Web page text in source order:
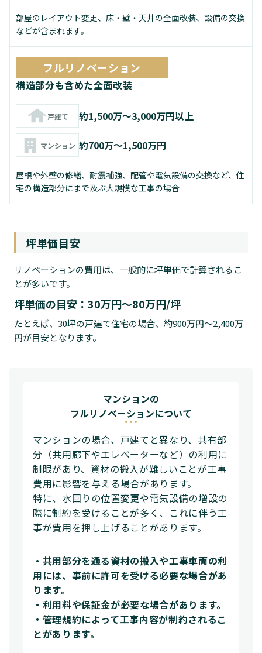
部屋のレイアウト変更、床・壁・天井の全面改装、設備の交換
などが含まれます。
フルリノベーション
構造部分も含めた全面改装
戸建て 約1,500万～3,000万円以上
マンション 約700万～1,500万円
屋根や外壁の修繕、耐震補強、配管や電気設備の交換など、住
宅の構造部分にまで及ぶ大規模な工事の場合
坪単価目安
リノベーションの費用は、一般的に坪単価で計算されるこ
とが多いです。
坪単価の目安：30万円～80万円/坪
たとえば、30坪の戸建て住宅の場合、約900万円～2,400万
円が目安となります。
マンションの
フルリノベーションについて
マンションの場合、戸建てと異なり、共有部
分（共用廊下やエレベーターなど）の利用に
制限があり、資材の搬入が難しいことが工事
費用に影響を与える場合があります。
特に、水回りの位置変更や電気設備の増設の
際に制約を受けることが多く、これに伴う工
事が費用を押し上げることがあります。
・共用部分を通る資材の搬入や工事車両の利
用には、事前に許可を受ける必要な場合があ
ります。
・利用料や保証金が必要な場合があります。
・管理規約によって工事内容が制約されるこ
とがあります。